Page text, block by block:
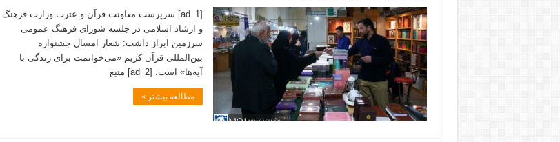
[ad_1] سرپرست معاونت قرآن و عترت وزارت فرهنگ
و ارشاد اسلامی در جلسه شورای فرهنگ عمومی
سرزمین ابراز داشت: شعار امسال جشنواره
بین‌المللی قرآن کریم «می‌خوانمت برای زندگی با
آیه‌ها» است. [ad_2] منبع
مطالعه بیشتر »